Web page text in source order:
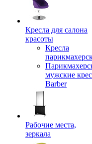
Кресла для салона
красоты
Кресла
мужские
Barber
Рабочие места,
зеркала